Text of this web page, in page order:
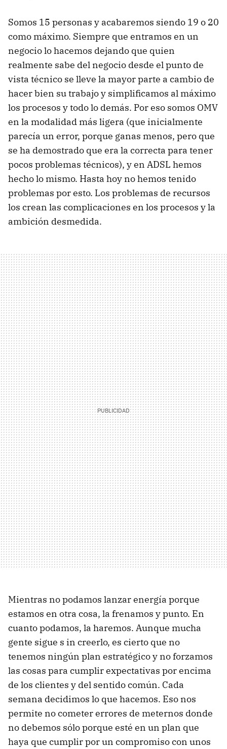
Somos 15 personas y acabaremos siendo 19 o 20
como máximo. Siempre que entramos en un
negocio lo hacemos dejando que quien
realmente sabe del negocio desde el punto de
vista técnico se lleve la mayor parte a cambio de
hacer bien su trabajo y simplificamos al máximo
los procesos y todo lo demás. Por eso somos OMV
en la modalidad más ligera (que inicialmente
parecía un error, porque ganas menos, pero que
se ha demostrado que era la correcta para tener
pocos problemas técnicos), y en ADSL hemos
hecho lo mismo. Hasta hoy no hemos tenido
problemas por esto. Los problemas de recursos
los crean las complicaciones en los procesos y la
ambición desmedida.
Mientras no podamos lanzar energía porque
estamos en otra cosa, la frenamos y punto. En
cuanto podamos, la haremos. Aunque mucha
gente sigue s in creerlo, es cierto que no
tenemos ningún plan estratégico y no forzamos
las cosas para cumplir expectativas por encima
de los clientes y del sentido común. Cada
semana decidimos lo que hacemos. Eso nos
permite no cometer errores de meternos donde
no debemos sólo porque esté en un plan que
haya que cumplir por un compromiso con unos